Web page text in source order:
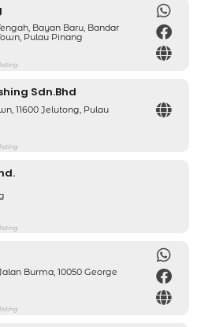
Bayan Baru, Bandar
Pulau Pinang
Sdn.Bhd
11600 Jelutong, Pulau
Burma, 10050 George